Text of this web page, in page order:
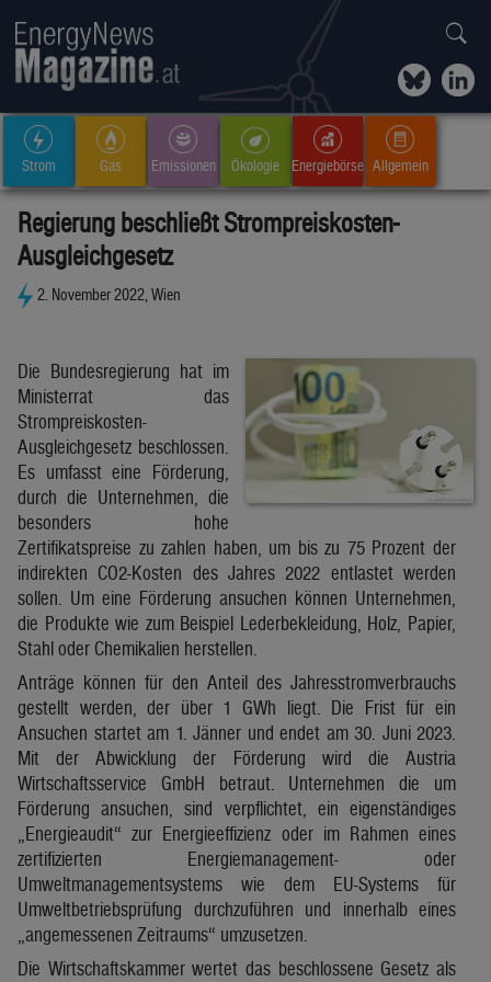
Strom Gas Emissionen Ökologie Energiebörse Allgemein
Regierung beschließt Strompreiskosten-
Ausgleichgesetz
2. November 2022, Wien
Die Bundesregierung hat im
Ministerrat das
Strompreiskosten-
Ausgleichgesetz beschlossen.
Es umfasst eine Förderung,
durch die Unternehmen, die
besonders hohe
Zertifikatspreise zu zahlen haben, um bis zu 75 Prozent der
indirekten CO2-Kosten des Jahres 2022 entlastet werden
sollen. Um eine Förderung ansuchen können Unternehmen,
die Produkte wie zum Beispiel Lederbekleidung, Holz, Papier,
Stahl oder Chemikalien herstellen.
Anträge können für den Anteil des Jahresstromverbrauchs
gestellt werden, der über 1 GWh liegt. Die Frist für ein
Ansuchen startet am 1. Jänner und endet am 30. Juni 2023.
Mit der Abwicklung der Förderung wird die Austria
Wirtschaftsservice GmbH betraut. Unternehmen die um
Förderung ansuchen, sind verpflichtet, ein eigenständiges
„Energieaudit“ zur Energieeffizienz oder im Rahmen eines
zertifizierten Energiemanagement- oder
Umweltmanagementsystems wie dem EU-Systems für
Umweltbetriebsprüfung durchzuführen und innerhalb eines
„angemessenen Zeitraums“ umzusetzen.
Die Wirtschaftskammer wertet das beschlossene Gesetz als